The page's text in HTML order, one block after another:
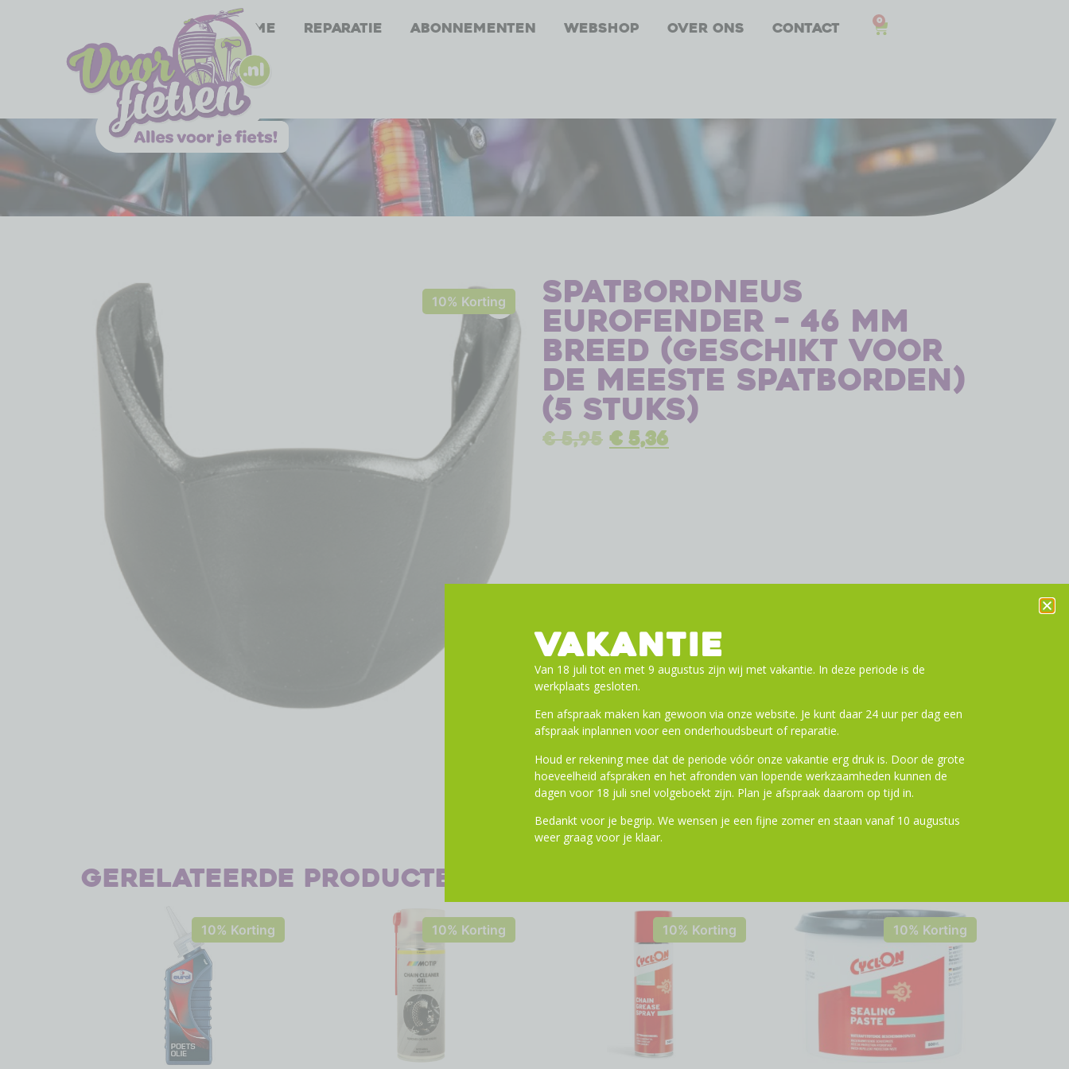
Home Reparatie Abonnementen Webshop Over ons Contact 0
10% Korting Spatbordneus
Eurofender – 46 mm
breed (geschikt voor
de meeste spatborden)
(5 stuks)
€5,95 €5,36
Gerelateerde producten
10% Korting 10% Korting 10% Korting 10% Korting
VAKANTIE
Van 18 juli tot en met 9 augustus zijn wij met vakantie. In deze periode is de
werkplaats gesloten.
Een afspraak maken kan gewoon via onze website. Je kunt daar 24 uur per dag een
afspraak inplannen voor een onderhoudsbeurt of reparatie.
Houd er rekening mee dat de periode vóór onze vakantie erg druk is. Door de grote
hoeveelheid afspraken en het afronden van lopende werkzaamheden kunnen de
dagen voor 18 juli snel volgeboekt zijn. Plan je afspraak daarom op tijd in.
Bedankt voor je begrip. We wensen je een fijne zomer en staan vanaf 10 augustus
weer graag voor je klaar.